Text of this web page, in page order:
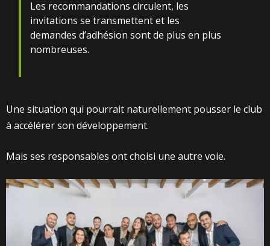
Les recommandations circulent, les
invitations se transmettent et les
demandes d’adhésion sont de plus en plus
nombreuses.
Une situation qui pourrait naturellement pousser le club
à accélérer son développement.
Mais ses responsables ont choisi une autre voie.